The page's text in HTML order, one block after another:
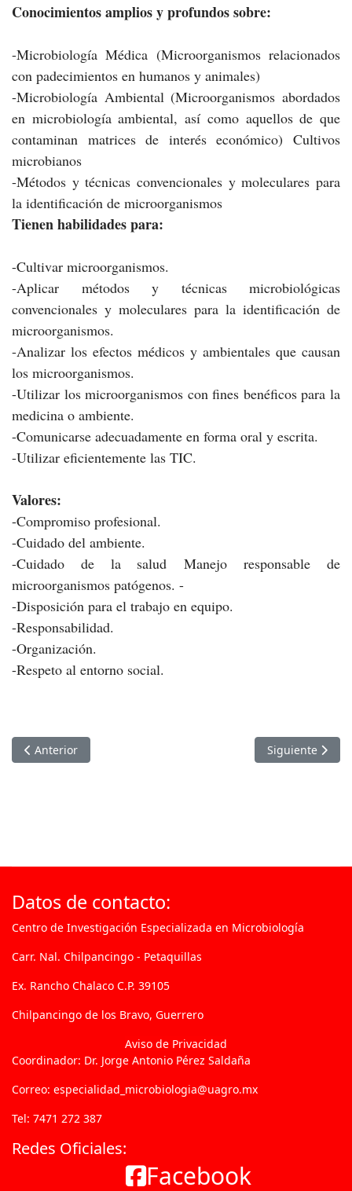
Conocimientos amplios y profundos sobre:
-Microbiología Médica (Microorganismos relacionados
con padecimientos en humanos y animales)
-Microbiología Ambiental (Microorganismos abordados
en microbiología ambiental, así como aquellos de que
contaminan matrices de interés económico) Cultivos
microbianos
-Métodos y técnicas convencionales y moleculares para
la identificación de microorganismos
Tienen habilidades para:
-Cultivar microorganismos.
-Aplicar métodos y técnicas microbiológicas
convencionales y moleculares para la identificación de
microorganismos.
-Analizar los efectos médicos y ambientales que causan
los microorganismos.
-Utilizar los microorganismos con fines benéficos para la
medicina o ambiente.
-Comunicarse adecuadamente en forma oral y escrita.
-Utilizar eficientemente las TIC.
Valores:
-Compromiso profesional.
-Cuidado del ambiente.
-Cuidado de la salud Manejo responsable de
microorganismos patógenos. -
-Disposición para el trabajo en equipo.
-Responsabilidad.
-Organización.
-Respeto al entorno social.
Artículo anterior: Dr. Jorge Antonio Pérez Saldaña
Anterior Artículo
Siguiente
Datos de contacto:
Centro de Investigación Especializada en Microbiología
Carr. Nal. Chilpancingo - Petaquillas
Ex. Rancho Chalaco C.P. 39105
Chilpancingo de los Bravo, Guerrero
Aviso de Privacidad
Coordinador: Dr. Jorge Antonio Pérez Saldaña
Correo: especialidad_microbiologia@uagro.mx
Tel: 7471 272 387
Redes Oficiales:
Facebook